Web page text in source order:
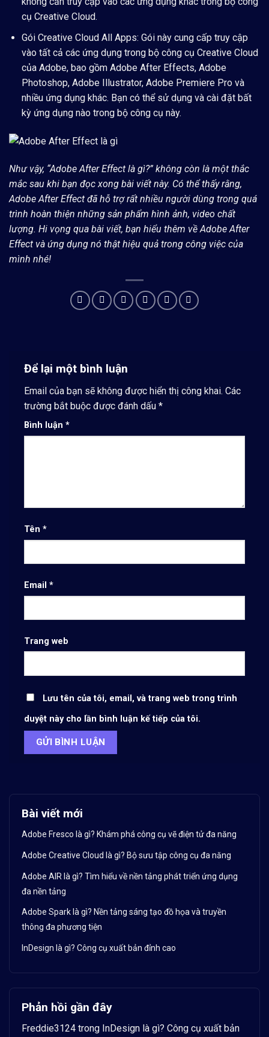
cụ Creative Cloud.
Gói Creative Cloud All Apps: Gói này cung cấp truy cập
vào tất cả các ứng dụng trong bộ công cụ Creative Cloud
của Adobe, bao gồm Adobe After Effects, Adobe
Photoshop, Adobe Illustrator, Adobe Premiere Pro và
nhiều ứng dụng khác. Bạn có thể sử dụng và cài đặt bất
kỳ ứng dụng nào trong bộ công cụ này.
Như vậy, “Adobe After Effect là gì?” không còn là một thắc
mắc sau khi bạn đọc xong bài viết này. Có thể thấy rằng,
Adobe After Effect đã hỗ trợ rất nhiều người dùng trong quá
trình hoàn thiện những sản phẩm hình ảnh, video chất
lượng. Hi vọng qua bài viết, bạn hiểu thêm về Adobe After
Effect và ứng dụng nó thật hiệu quả trong công việc của
mình nhé!
Để lại một bình luận
Email của bạn sẽ không được hiển thị công khai. Các
trường bắt buộc được đánh dấu *
Bình luận *
Tên *
Email *
Trang web
Lưu tên của tôi, email, và trang web trong trình
duyệt này cho lần bình luận kế tiếp của tôi.
Bài viết mới
Adobe Fresco là gì? Khám phá công cụ vẽ điện tử đa năng
Adobe Creative Cloud là gì? Bộ sưu tập công cụ đa năng
Adobe AIR là gì? Tìm hiểu về nền tảng phát triển ứng dụng
đa nền tảng
Adobe Spark là gì? Nền tảng sáng tạo đồ họa và truyền
thông đa phương tiện
InDesign là gì? Công cụ xuất bản đỉnh cao
Phản hồi gần đây
Freddie3124 trong InDesign là gì? Công cụ xuất bản